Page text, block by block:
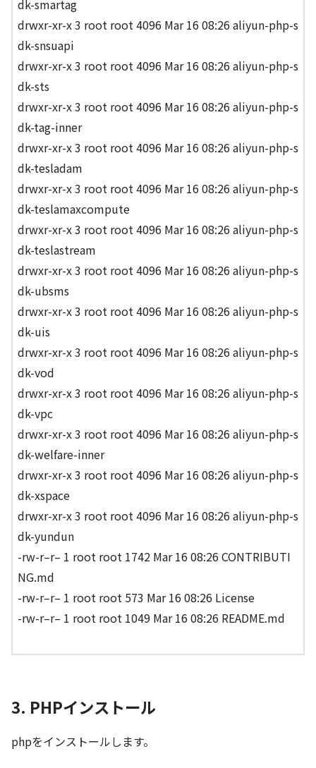
dk-smartag
drwxr-xr-x 3 root root 4096 Mar 16 08:26 aliyun-php-s
dk-snsuapi
drwxr-xr-x 3 root root 4096 Mar 16 08:26 aliyun-php-s
dk-sts
drwxr-xr-x 3 root root 4096 Mar 16 08:26 aliyun-php-s
dk-tag-inner
drwxr-xr-x 3 root root 4096 Mar 16 08:26 aliyun-php-s
dk-tesladam
drwxr-xr-x 3 root root 4096 Mar 16 08:26 aliyun-php-s
dk-teslamaxcompute
drwxr-xr-x 3 root root 4096 Mar 16 08:26 aliyun-php-s
dk-teslastream
drwxr-xr-x 3 root root 4096 Mar 16 08:26 aliyun-php-s
dk-ubsms
drwxr-xr-x 3 root root 4096 Mar 16 08:26 aliyun-php-s
dk-uis
drwxr-xr-x 3 root root 4096 Mar 16 08:26 aliyun-php-s
dk-vod
drwxr-xr-x 3 root root 4096 Mar 16 08:26 aliyun-php-s
dk-vpc
drwxr-xr-x 3 root root 4096 Mar 16 08:26 aliyun-php-s
dk-welfare-inner
drwxr-xr-x 3 root root 4096 Mar 16 08:26 aliyun-php-s
dk-xspace
drwxr-xr-x 3 root root 4096 Mar 16 08:26 aliyun-php-s
dk-yundun
-rw-r–r– 1 root root 1742 Mar 16 08:26 CONTRIBUTI
NG.md
-rw-r–r– 1 root root 573 Mar 16 08:26 License
-rw-r–r– 1 root root 1049 Mar 16 08:26 README.md
3. PHPインストール
phpをインストールします。